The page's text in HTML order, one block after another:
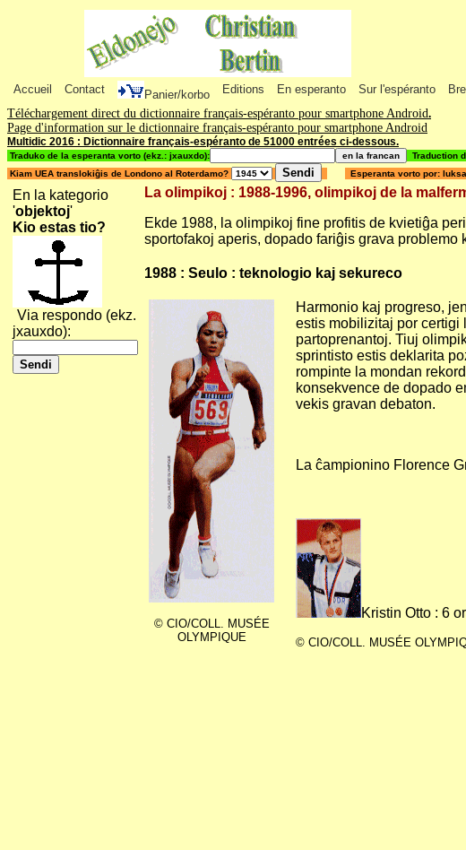
Accueil Contact Panier/korbo Editions En esperanto Sur l'espéranto
Téléchargement direct du dictionnaire français-espéranto pour smartphone Android.
Page d'information sur le dictionnaire français-espéranto pour smartphone Android
Multidic 2016 : Dictionnaire français-espéranto de 51000 entrées ci-dessous.
Traduko de la esperanta vorto (ekz.: jxauxdo):
Traduction
Kiam UEA translokiĝis de Londono al Roterdamo?
Esperanta vorto por:
En la kategorio
'objektoj'
Kio estas tio?
Via respondo (ekz.
jxauxdo):
La olimpikoj : 1988-1996, olimpikoj de la
Ekde 1988, la olimpikoj fine profitis de kvietiĝa
sportofakoj aperis, dopado fariĝis grava
1988 : Seulo : teknologio kaj sekureco
© CIO/COLL. MUSÉE
OLYMPIQUE
Harmonio kaj progreso,
estis mobilizitaj por certigi
partoprenantoj. Tiuj
sprintisto estis deklarita
rompinte la mondan
konsekvence de dopado
vekis gravan debaton.
La ĉampionino Florence
Kristin Otto : 6
© CIO/COLL. MUSÉE